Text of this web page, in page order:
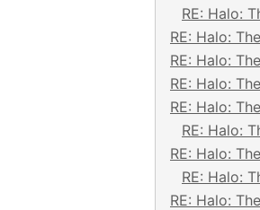
RE: Halo:
RE: Halo:
RE: Halo:
RE: Halo:
RE: Halo:
RE: Halo:
RE: Halo:
RE: Halo:
RE: Halo: